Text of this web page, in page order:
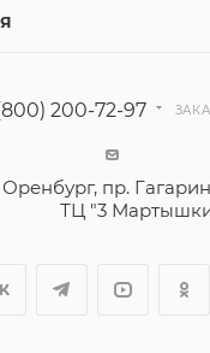
200-72-97
Оренбург, пр.
ТЦ "3